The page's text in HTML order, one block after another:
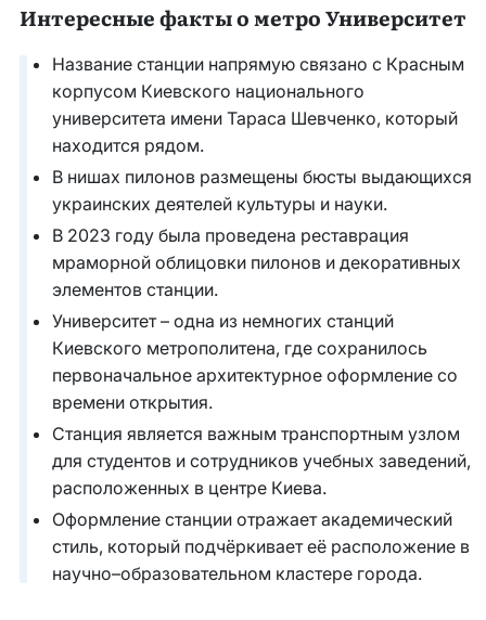
Интересные факты о метро Университет
Название станции напрямую связано с Красным
корпусом Киевского национального
университета имени Тараса Шевченко, который
находится рядом.
В нишах пилонов размещены бюсты выдающихся
украинских деятелей культуры и науки.
В 2023 году была проведена реставрация
мраморной облицовки пилонов и декоративных
элементов станции.
Университет – одна из немногих станций
Киевского метрополитена, где сохранилось
первоначальное архитектурное оформление со
времени открытия.
Станция является важным транспортным узлом
для студентов и сотрудников учебных заведений,
расположенных в центре Киева.
Оформление станции отражает академический
стиль, который подчёркивает её расположение в
научно–образовательном кластере города.